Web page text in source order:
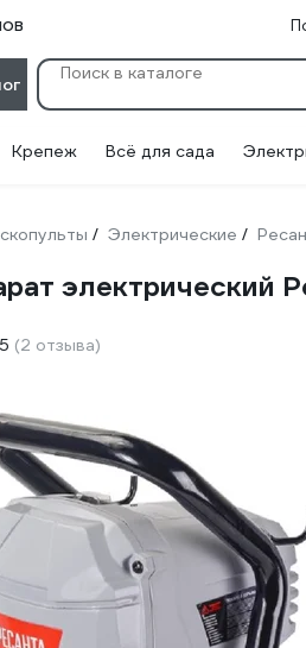
Крепеж Всё для сада
/ Электрические /
электрический
5 (2 отзыва)